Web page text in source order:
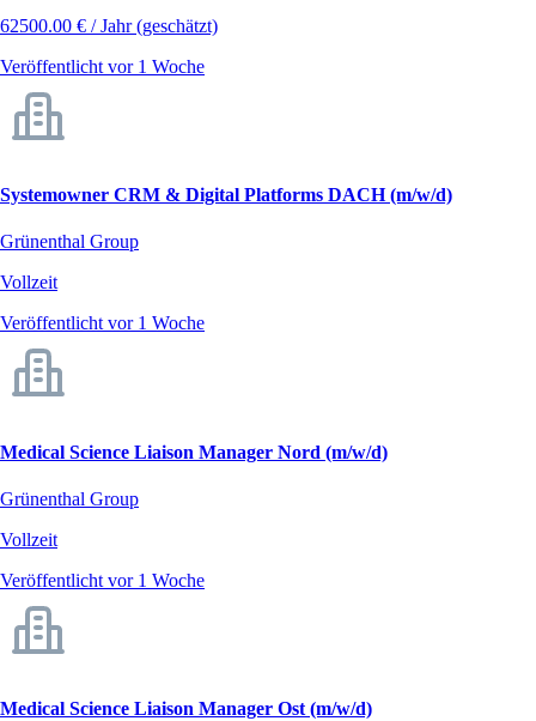
62500.00 € / Jahr (geschätzt)
Veröffentlicht vor 1 Woche
Systemowner CRM & Digital Platforms DACH (m/w/d)
Grünenthal Group
Vollzeit
Veröffentlicht vor 1 Woche
Medical Science Liaison Manager Nord (m/w/d)
Grünenthal Group
Vollzeit
Veröffentlicht vor 1 Woche
Medical Science Liaison Manager Ost (m/w/d)